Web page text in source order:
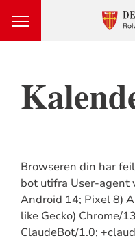
Browseren din har
bot utifra User-agent
Android 14; Pixel 8)
like Gecko) Chrome/
ClaudeBot/1.0;